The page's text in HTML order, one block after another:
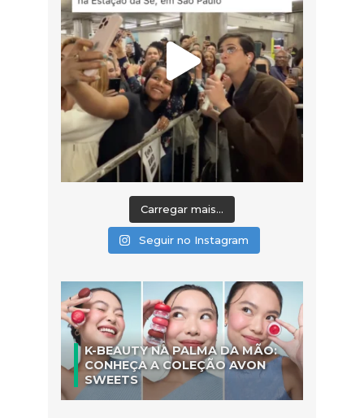
Carregar mais...
Seguir no Instagram
K-BEAUTY NA PALMA DA MÃO:
CONHEÇA A COLEÇÃO AVON
SWEETS